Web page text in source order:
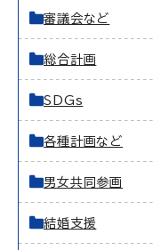
審議会など
総合計画
SDGs
各種計画など
男女共同参画
結婚支援